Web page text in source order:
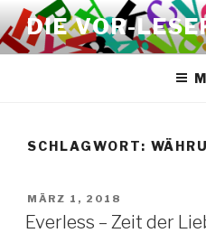
Zum
Inhalt
springen
DIE VOR-
SCHLAGWORT:
VERÖFFENTLICHT
AM
MÄRZ 1, 2018
Everless – Zeit der